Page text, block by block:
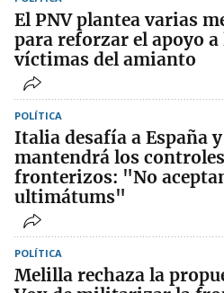
El PNV plantea varias
para reforzar el apoyo a
víctimas del amianto
POLÍTICA
Italia desafía a España y
mantendrá los controles
fronterizos: "No
ultimátums"
POLÍTICA
Melilla rechaza la